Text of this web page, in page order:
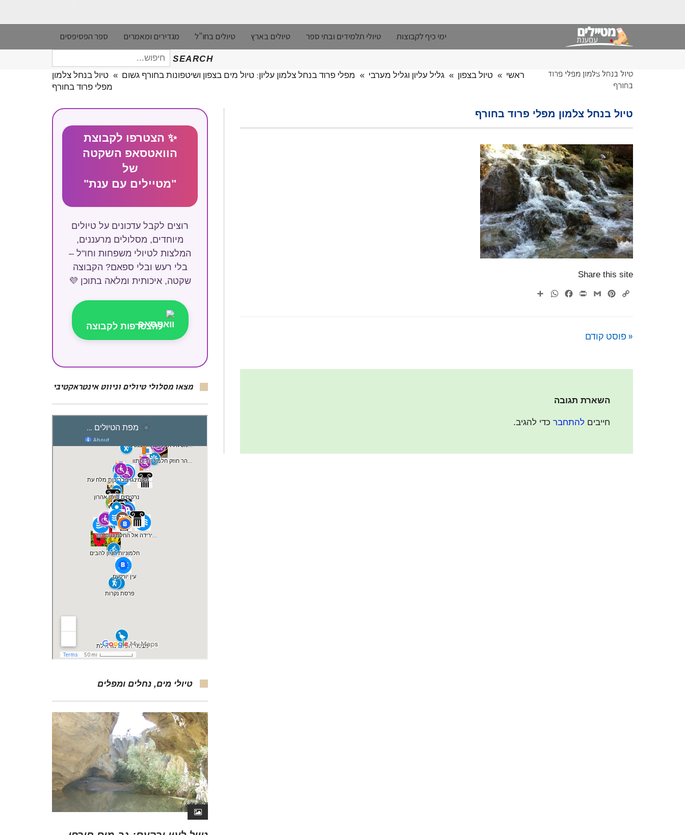
ימי כיף לקבוצות טיולי תלמידים ובתי ספר טיולים בארץ טיולים בחו"ל מגדירים ומאמרים ספר הפסיפסים
SEARCH
חיפוש
עבור:
טיול בנחל צלמון מפלי פרוד
בחורף
ראשי » טיול בצפון » גליל עליון וגליל מערבי » מפלי פרוד בנחל צלמון עליון: טיול מים בצפון ושיטפונות בחורף גשום » טיול בנחל צלמון
מפלי פרוד בחורף
טיול בנחל צלמון מפלי פרוד בחורף
Share this site
Copy
Pinterest
Gmail
Print
Facebook
WhatsApp
« פוסט קודם
השארת תגובה
חייבים להתחבר כדי להגיב.
✨ הצטרפו לקבוצת
הוואטסאפ השקטה
של
"מטיילים עם ענת"
רוצים לקבל עדכונים על טיולים
מיוחדים, מסלולים מרעננים,
המלצות לטיולי משפחות וחו"ל –
בלי רעש ובלי ספאם? הקבוצה
שקטה, איכותית ומלאה בתוכן 💜
להצטרפות לקבוצה
מצאו מסלולי טיולים וניווט אינטראקטיבי
טיולי מים, נחלים ומפלים